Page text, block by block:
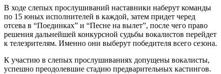
В ходе слепых прослушиваний наставники наберут команды
по 15 юных исполнителей в каждой, затем придет черед
отсева в “Поединках” и “Песне на вылет”, после чего право
решения дальнейшей конкурсной судьбы вокалистов перейдет
к телезрителям. Именно они выберут победителя всего сезона.
К участию в слепых прослушиваниях допущены вокалисты,
успешно преодолевшие стадию предварительных кастингов.